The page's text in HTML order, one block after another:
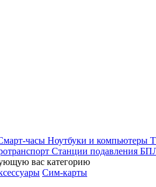
часы Ноутбуки и компьютеры
Станции подавления
вас категорию
Сим-карты